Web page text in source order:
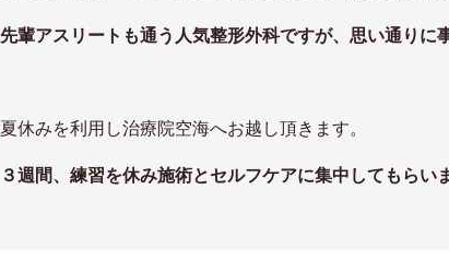
先輩アスリートも通う人気整形外科ですが、思い通りに
夏休みを利用し治療院空海へお越し頂きます。
３週間、練習を休み施術とセルフケアに集中してもらい